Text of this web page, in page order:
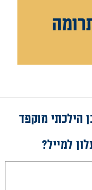
הילכתי מוקפד
למייל?